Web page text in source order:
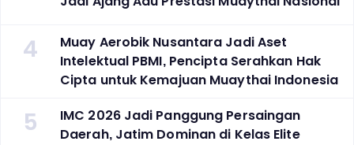
4
Muay Aerobik Nusantara Jadi Aset
Intelektual PBMI, Pencipta Serahkan Hak
Cipta untuk Kemajuan Muaythai Indonesia
5
‎IMC 2026 Jadi Panggung Persaingan
Daerah, Jatim Dominan di Kelas Elite